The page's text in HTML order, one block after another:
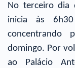
No terceiro dia
inicia às
domingo. Por
ao Palácio